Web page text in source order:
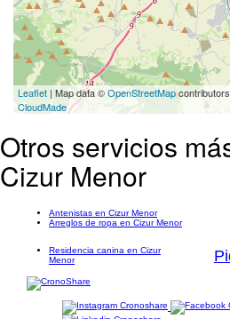
Leaflet | Map data ©OpenStreetMap
CloudMade
Otros servicios
Cizur Menor
Antenistas en Cizur Menor
Arreglos de ropa en Cizur Menor
Residencia canina en Cizur
Menor